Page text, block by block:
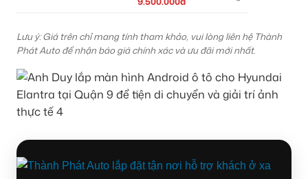
Lưu ý: Giá trên chỉ mang tính tham khảo, vui lòng liên hệ Thành
Phát Auto để nhận báo giá chính xác và ưu đãi mới nhất.